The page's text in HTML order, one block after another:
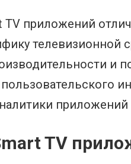
TV приложений
телевизионной
и
приложений
TV